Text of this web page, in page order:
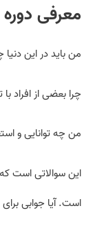
معرفی دوره mbti
من باید در این
چرا بعضی از افراد
من چه توانایی و
این سوالاتی است
است. آیا جوابی برای